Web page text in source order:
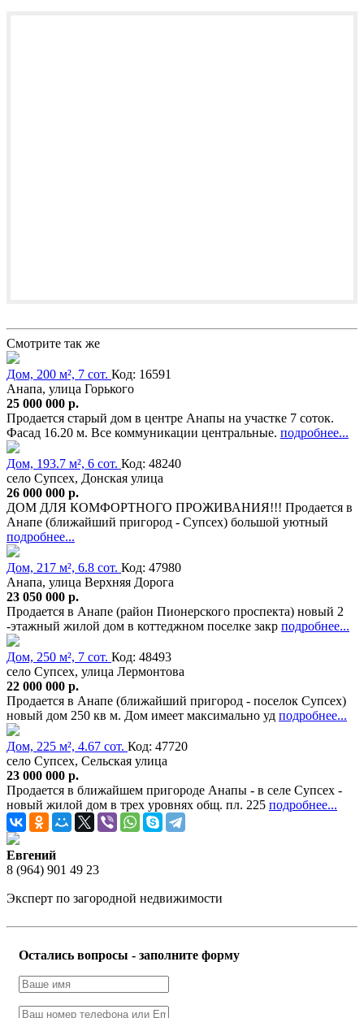
Смотрите так же
Дом, 200 м², 7 сот. Код: 16591
Анапа, улица Горького
25 000 000 р.
Продается старый дом в центре Анапы на участке 7 соток.
Фасад 16.20 м. Все коммуникации центральные. подробнее...
Дом, 193.7 м², 6 сот. Код: 48240
село Супсех, Донская улица
26 000 000 р.
ДОМ ДЛЯ КОМФОРТНОГО ПРОЖИВАНИЯ!!! Продается в
Анапе (ближайший пригород - Супсех) большой уютный
подробнее...
Дом, 217 м², 6.8 сот. Код: 47980
Анапа, улица Верхняя Дорога
23 050 000 р.
Продается в Анапе (район Пионерского проспекта) новый 2
-этажный жилой дом в коттеджном поселке закр подробнее...
Дом, 250 м², 7 сот. Код: 48493
село Супсех, улица Лермонтова
22 000 000 р.
Продается в Анапе (ближайший пригород - поселок Супсех)
новый дом 250 кв м. Дом имеет максимально уд подробнее...
Дом, 225 м², 4.67 сот. Код: 47720
село Супсех, Сельская улица
23 000 000 р.
Продается в ближайшем пригороде Анапы - в селе Супсех -
новый жилой дом в трех уровнях общ. пл. 225 подробнее...
Евгений
8 (964) 901 49 23
Эксперт по загородной недвижимости
Остались вопросы - заполните форму